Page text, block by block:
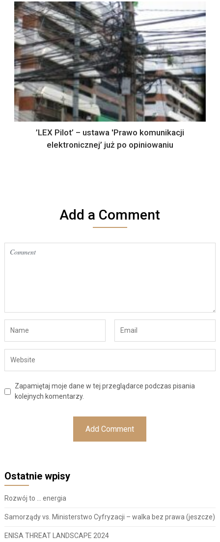
’LEX Pilot’ – ustawa 'Prawo komunikacji
elektronicznej’ już po opiniowaniu
Add a Comment
Zapamiętaj moje dane w tej przeglądarce podczas pisania
kolejnych komentarzy.
Ostatnie wpisy
Rozwój to … energia
Samorządy vs. Ministerstwo Cyfryzacji – walka bez prawa (jeszcze)
ENISA THREAT LANDSCAPE 2024